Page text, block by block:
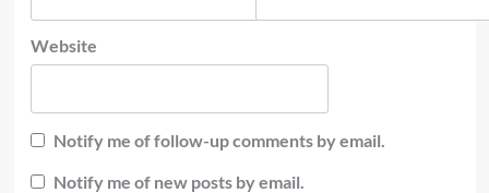
Website
Notify me of follow-up comments by email.
Notify me of new posts by email.